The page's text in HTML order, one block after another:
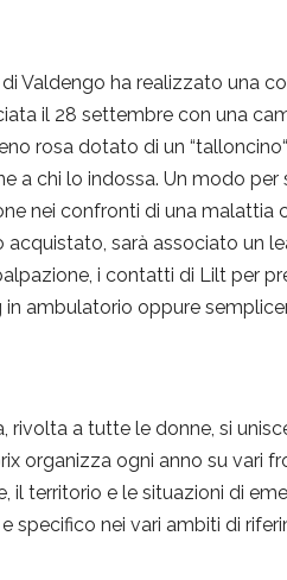
di Valdengo ha realizzato una
il 28 settembre con una
rosa dotato di un
a chi lo indossa. Un modo
nei confronti di una malattia
acquistato, sarà associato un
i contatti di Lilt per
in ambulatorio oppure
rivolta a tutte le donne, si
organizza ogni anno su vari
il territorio e le situazioni di
specifico nei vari ambiti di